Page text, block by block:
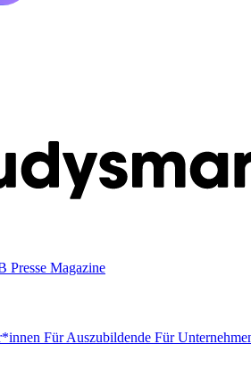
Presse Magazine
Für Auszubildende Für